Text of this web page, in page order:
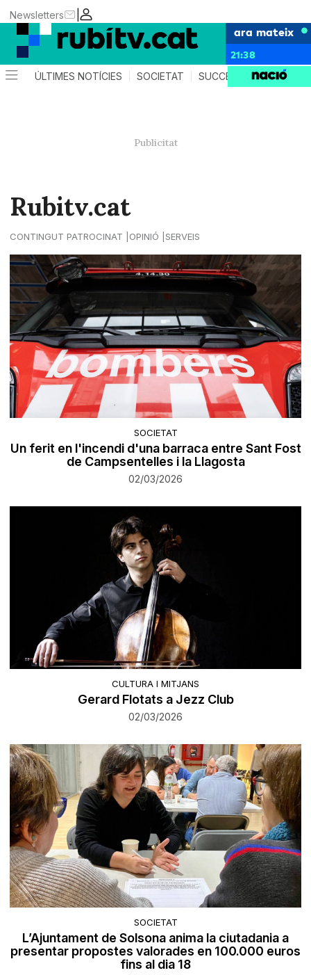
|
Newsletters
ara mateix
21:38
ÚLTIMES NOTÍCIES SOCIETAT SUCCESSOS
Rubitv.cat
CONTINGUT PATROCINAT OPINIÓ SERVEIS
SOCIETAT
Un ferit en l'incendi d'una barraca entre Sant Fost
de Campsentelles i la Llagosta
02/03/2026
CULTURA I MITJANS
Gerard Flotats a Jezz Club
02/03/2026
SOCIETAT
L’Ajuntament de Solsona anima la ciutadania a
presentar propostes valorades en 100.000 euros
fins al dia 18